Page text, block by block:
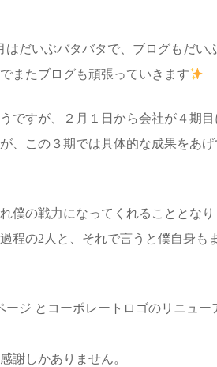
だいぶバタバタで、ブログもだい
またブログも頑張っていきます
ですが、２月１日から会社が４期目
、この３期では具体的な成果をあ
僕の戦力になってくれることとなり
程の2人と、それで言うと僕自身
ジ とコーポレートロゴのリニュ
謝しかありません。